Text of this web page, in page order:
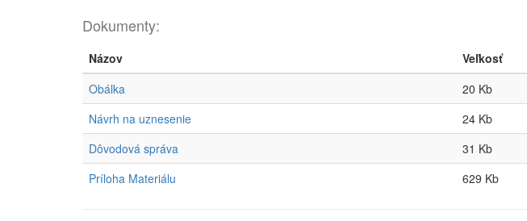
Dokumenty:
Názov Veľkosť
Obálka
20 Kb
Návrh na uznesenie
24 Kb
Dôvodová správa
31 Kb
Príloha Materiálu
629 Kb